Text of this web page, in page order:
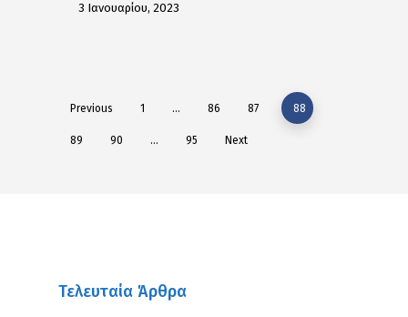
3 Ιανουαρίου, 2023
Previous 1 … 86 87 88
89 90 … 95 Next
Τελευταία Άρθρα